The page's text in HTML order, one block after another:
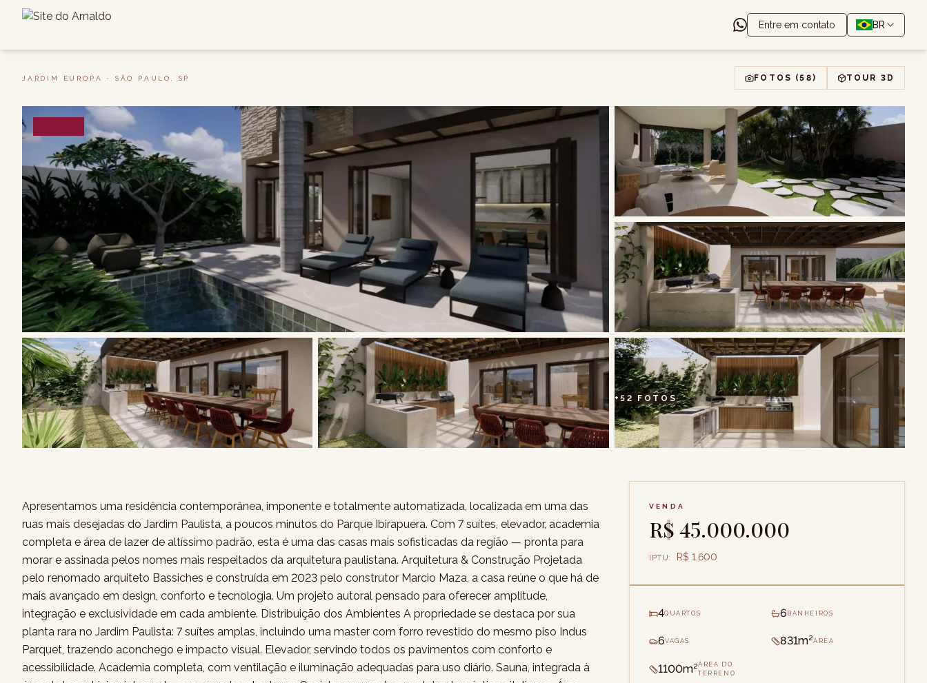
Entre em contato BR
JARDIM EUROPA - SÃO PAULO, SP FOTOS (58) TOUR 3D
+52 FOTOS
Apresentamos uma residência contemporânea, imponente e totalmente automatizada, localizada em uma das
ruas mais desejadas do Jardim Paulista, a poucos minutos do Parque Ibirapuera. Com 7 suítes, elevador, academia
completa e área de lazer de altíssimo padrão, esta é uma das casas mais sofisticadas da região — pronta para
morar e assinada pelos nomes mais respeitados da arquitetura paulistana. Arquitetura & Construção Projetada
pelo renomado arquiteto Bassiches e construída em 2023 pelo construtor Marcio Maza, a casa reúne o que há de
mais avançado em design, conforto e tecnologia. Um projeto autoral pensado para oferecer amplitude,
integração e exclusividade em cada ambiente. Distribuição dos Ambientes A propriedade se destaca por sua
planta rara no Jardim Paulista: 7 suítes amplas, incluindo uma master com forro revestido do mesmo piso Indus
Parquet, trazendo aconchego e impacto visual. Elevador, servindo todos os pavimentos com conforto e
acessibilidade. Academia completa, com ventilação e iluminação adequadas para uso diário. Sauna, integrada à
VENDA
R$ 45.000.000
IPTU: R$ 1.600
4QUARTOS 6 BANHEIROS
6VAGAS 831m²ÁREA
1100m²ÁREA DO
TERRENO